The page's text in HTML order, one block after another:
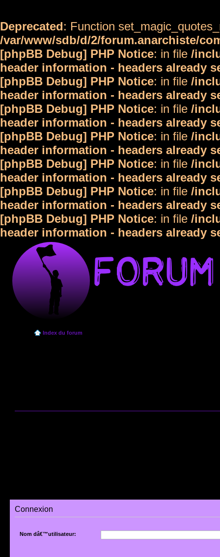
Deprecated: Function
/var/www/sdb/d/2/forum.anarchiste/
[phpBB Debug] PHP Notice: in file /
header information - headers already
[phpBB Debug] PHP Notice: in file /
header information - headers already
[phpBB Debug] PHP Notice: in file /
header information - headers already
[phpBB Debug] PHP Notice: in file /
header information - headers already
[phpBB Debug] PHP Notice: in file /
header information - headers already
[phpBB Debug] PHP Notice: in file /
header information - headers already
[phpBB Debug] PHP Notice: in file /
header information - headers already
Index du forum
Connexion
Nom dâ€™utilisateur: